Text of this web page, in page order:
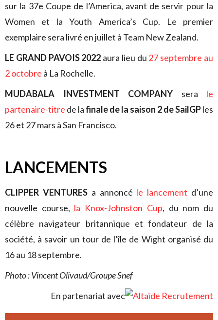
sur la 37e Coupe de l’America, avant de servir pour la
Women et la Youth America’s Cup. Le premier
exemplaire sera livré en juillet à Team New Zealand.
LE GRAND PAVOIS 2022 aura lieu du 27 septembre au
2 octobre à La Rochelle.
MUDABALA INVESTMENT COMPANY sera le
partenaire-titre de lafinale de la saison 2 de SailGPles
26 et 27 mars à San Francisco.
LANCEMENTS
CLIPPER VENTURESa annoncé le lancement d’une
nouvelle course, la Knox-Johnston Cup, du nom du
célèbre navigateur britannique et fondateur de la
société, à savoir un tour de l’île de Wight organisé du
16 au 18 septembre.
Photo : Vincent Olivaud/Groupe Snef
En partenariat avec